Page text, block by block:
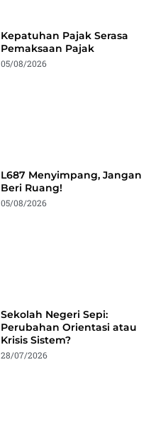
Kepatuhan Pajak Serasa
Pemaksaan Pajak
05/08/2026
L687 Menyimpang, Jangan
Beri Ruang!
05/08/2026
Sekolah Negeri Sepi:
Perubahan Orientasi atau
Krisis Sistem?
28/07/2026